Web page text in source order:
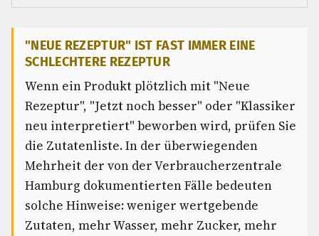
"NEUE REZEPTUR" IST FAST IMMER EINE
SCHLECHTERE REZEPTUR
Wenn ein Produkt plötzlich mit "Neue
Rezeptur", "Jetzt noch besser" oder "Klassiker
neu interpretiert" beworben wird, prüfen Sie
die Zutatenliste. In der überwiegenden
Mehrheit der von der Verbraucherzentrale
Hamburg dokumentierten Fälle bedeuten
solche Hinweise: weniger wertgebende
Zutaten, mehr Wasser, mehr Zucker, mehr